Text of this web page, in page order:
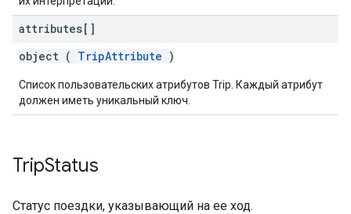
attributes[]
object ( TripAttribute )
Список пользовательских атрибутов Trip. Каждый атрибут
должен иметь уникальный ключ.
TripStatus
Статус поездки, указывающий на ее ход.